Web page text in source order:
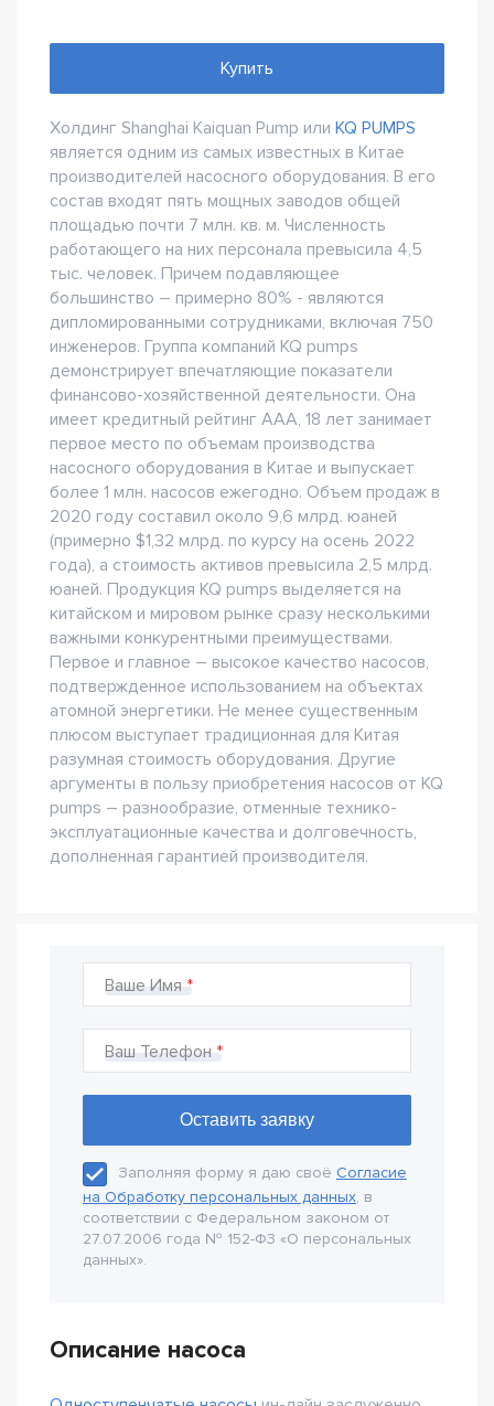
Купить
Холдинг Shanghai Kaiquan Pump или KQ PUMPS
является одним из самых известных в Китае
производителей насосного оборудования. В его
состав входят пять мощных заводов общей
площадью почти 7 млн. кв. м. Численность
работающего на них персонала превысила 4,5
тыс. человек. Причем подавляющее
большинство – примерно 80% - являются
дипломированными сотрудниками, включая 750
инженеров. Группа компаний KQ pumps
демонстрирует впечатляющие показатели
финансово-хозяйственной деятельности. Она
имеет кредитный рейтинг ААА, 18 лет занимает
первое место по объемам производства
насосного оборудования в Китае и выпускает
более 1 млн. насосов ежегодно. Объем продаж в
2020 году составил около 9,6 млрд. юаней
(примерно $1,32 млрд. по курсу на осень 2022
года), а стоимость активов превысила 2,5 млрд.
юаней. Продукция KQ pumps выделяется на
китайском и мировом рынке сразу несколькими
важными конкурентными преимуществами.
Первое и главное – высокое качество насосов,
подтвержденное использованием на объектах
атомной энергетики. Не менее существенным
плюсом выступает традиционная для Китая
разумная стоимость оборудования. Другие
аргументы в пользу приобретения насосов от KQ
pumps – разнообразие, отменные технико-
эксплуатационные качества и долговечность,
дополненная гарантией производителя.
Ваше Имя
Ваш Телефон
Заполняя форму я даю своё Согласие
на Обработку персональных данных, в
соответствии с Федеральном законом от
27.07.2006 года № 152-Ф3 «О персональных
данных».
Описание насоса